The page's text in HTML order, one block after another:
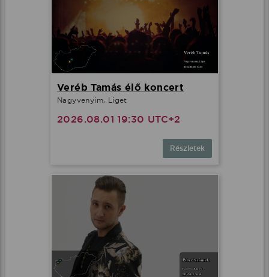
Veréb Tamás élő koncert
Nagyvenyim, Liget
2026.08.01 19:30 UTC+2
Részletek